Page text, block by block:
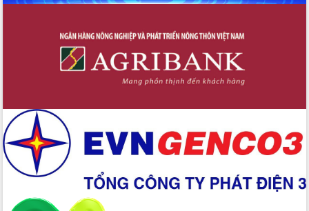
thông nguồn lực phát triển
tỉnh thông qua hiện đại hóa hành chính
Xã Ea Phê gắn cải cách hành chính với
chuyển đổi số
Phó Chủ tịch Thường trực UBND tỉnh
tâm Phục vụ hành chính công xã Ea
Xây dựng nền hành chính số đồng
hành cùng nông dân dân, doanh nghiệp
Giai đoạn 2026-2030, Đắk Lắk phấn
đấu có 77% xã đạt chuẩn nông thôn
mới